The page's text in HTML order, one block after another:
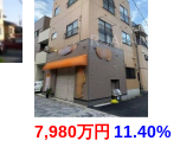
7,980万円 11.40%